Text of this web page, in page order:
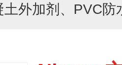
土外加剂、PVC防